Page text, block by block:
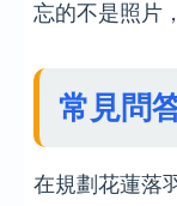
忘的不是照片
常見問
在規劃花蓮落